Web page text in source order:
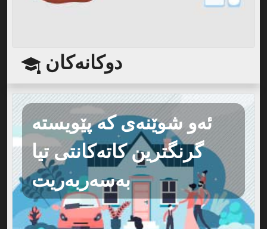
دوکانەکان
ئەو شوێنەی کە پێویستە
گرنگترین کاتەکانتی تیا
بەسەربەریت